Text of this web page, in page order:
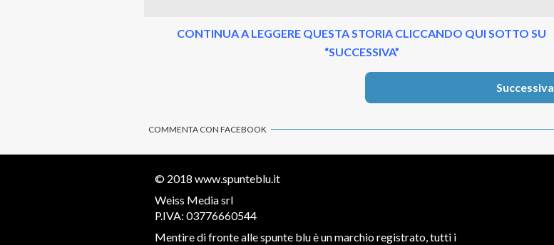
CONTINUA A LEGGERE QUESTA STORIA CLICCANDO QUI SOTTO SU
“SUCCESSIVA”
Successiva
COMMENTA CON FACEBOOK
© 2018 www.spunteblu.it
Weiss Media srl
P.IVA: 03776660544
Mentire di fronte alle spunte blu è un marchio registrato, tutti i